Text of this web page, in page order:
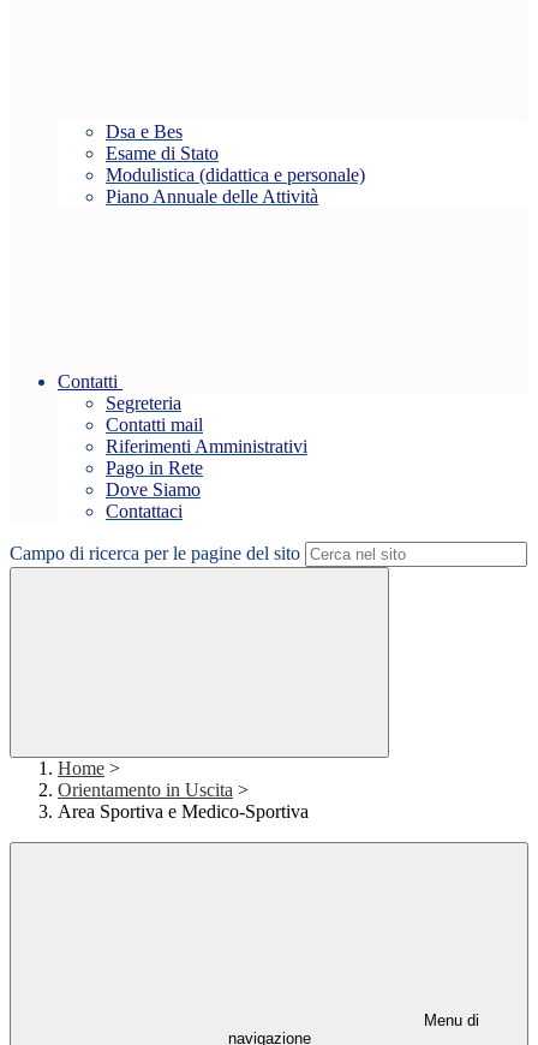
Dsa e Bes
Esame di Stato
Modulistica (didattica e personale)
Piano Annuale delle Attività
Contatti
Segreteria
Contatti mail
Riferimenti Amministrativi
Pago in Rete
Dove Siamo
Contattaci
Campo di ricerca per le pagine del sito
Home >
Orientamento in Uscita >
Area Sportiva e Medico-Sportiva
Menu di
navigazione